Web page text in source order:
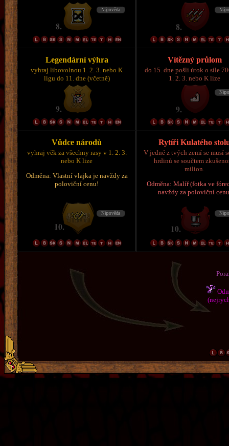
Legendární výhra
vyhraj libovolnou 1. 2. 3. nebo K
ligu do 11. dne (včetně)
Vítězný průlom
do 15. dne pošli útok o síle
1. 2. 3. nebo K lize
Vůdce národů
vyhraj věk za všechny rasy v 1. 2. 3.
nebo K lize
Odměna: Vlastní vlajka je navždy za
poloviční cenu!
Rytíři Kulatého
V jedné z tvých zemí se musí
hrdinů se součtem
milion.
Odměna: Malíř (fotka ve
navždy za poloviční